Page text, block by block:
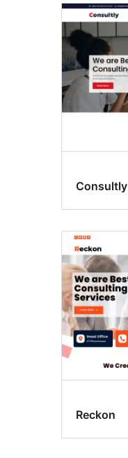
Consultly
Reckon